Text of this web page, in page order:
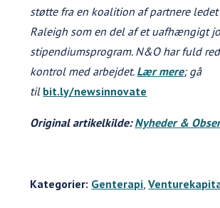
støtte fra en koalition af partnere
Raleigh som en del af et uafhængigt
stipendiumsprogram. N&O har fuld
kontrol med arbejdet. Lær mere; gå
til bit.ly/newsinnovate
Original artikelkilde:Nyheder &
Kategorier: Genterapi ,